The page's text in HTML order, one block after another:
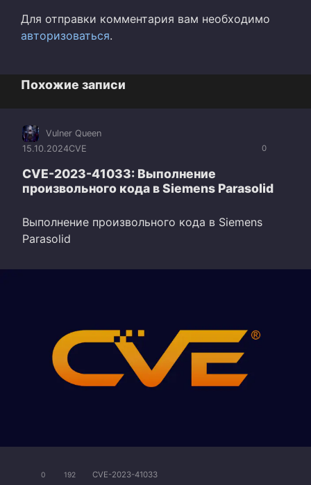
Для отправки комментария вам необходимо
авторизоваться.
Похожие записи
0
Vulner Queen
15.10.2024CVE
CVE-2023-41033: Выполнение
произвольного кода в Siemens Parasolid
Выполнение произвольного кода в Siemens
Parasolid
0 192 CVE-2023-41033